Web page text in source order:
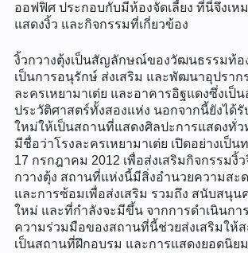
ออฟฟิศ ประกอบกับมีห้องจัดเลี้ยง ที่นี่จึงเห
แสดงงิ้ว และกิจกรรมที่เกี่ยวข้อง
งิ้วกวางตุ้งเป็นสัญลักษณ์ของวัฒนธรรมท้อ
เป็นการอนุรักษ์ ส่งเสริม และพัฒนาอุปราก
ละครเหยามาเต่ย และอาคารอิฐแดงซึ่งเป็
ประวัติศาสตร์ทั้งสองแห่ง นอกจากนี้ยังได้รั
ใหม่ให้เป็นสถานที่แสดงศิลปะการแสดงทั่
มีชื่อว่าโรงละครเหยามาเต่ย เปิดอย่างเป็น
17 กรกฎาคม 2012 เพื่อส่งเสริมกิจกรรมงิ้
กวางตุ้ง สถานที่แห่งนี้มีสิ่งอำนวยความสะ
และการซ้อมเพื่อส่งเสริม รวมถึง สนับสนุน
ใหม่ และที่กำลังจะมีขึ้น จากการดำเนินกา
ความร่วมมือของสถานที่นี้ช่วยส่งเสริมให้
เป็นสถานที่ฝึกอบรม และการแสดงยอดนิย